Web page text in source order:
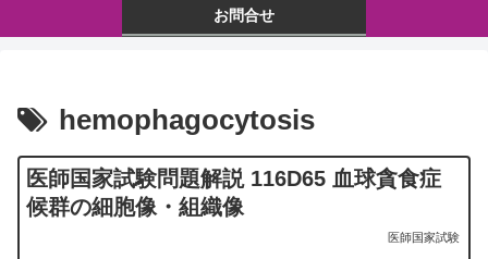
お問合せ
hemophagocytosis
医師国家試験問題解説 116D65 血球貪食症
候群の細胞像・組織像
医師国家試験